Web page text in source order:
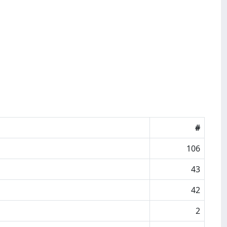
#
106
43
42
2